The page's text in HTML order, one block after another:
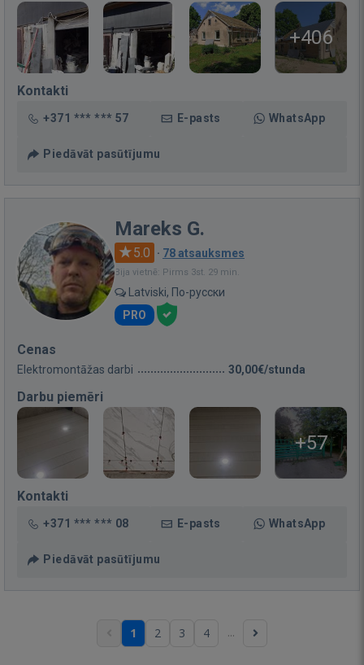
+406
Kontakti
+371 *** *** 57 E-pasts WhatsApp
Piedāvāt pasūtījumu
Mareks G.
5.0 · 78 atsauksmes
Bija vietnē: Pirms 3st. 29 min.
Latviski, По-русски
PRO
Cenas
Elektromontāžas darbi 30,00€/stunda
Darbu piemēri
+57
Kontakti
+371 *** *** 08 E-pasts WhatsApp
Piedāvāt pasūtījumu
1 2 3 4 ...